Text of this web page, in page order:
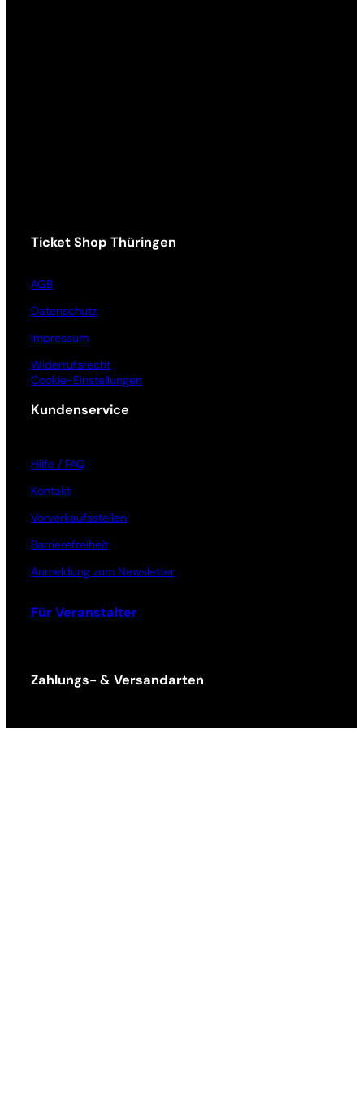
Ticket Shop Thüringen
AGB
Datenschutz
Impressum
Widerrufsrecht
Cookie-Einstellungen
Kundenservice
Hilfe / FAQ
Kontakt
Vorverkaufsstellen
Barrierefreiheit
Anmeldung zum Newsletter
Für Veranstalter
Zahlungs- & Versandarten